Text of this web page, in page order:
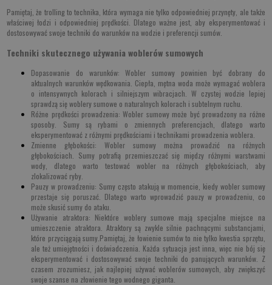
Pamiętaj, że trolling to technika, która wymaga nie tylko odpowiedniej przynęty, ale także
właściwej łodzi i odpowiedniej prędkości. Dlatego ważne jest, aby eksperymentować i
dostosowywać swoje techniki do warunków na wodzie i preferencji sumów.
Techniki skutecznego używania woblerów sumowych
Dopasowanie do warunków: Wobler sumowy powinien być dobrany do
aktualnych warunków wędkowania. Ciepła, mętna woda może wymagać woblera
o intensywnych kolorach i silniejszym wibracjach. W czystej wodzie lepiej
sprawdzą się woblery sumowe o naturalnych kolorach i subtelnym ruchu.
Różne prędkości prowadzenia: Wobler sumowy może być prowadzony na różne
sposoby. Sumy są rybami o zmiennych preferencjach, dlatego warto
eksperymentować z różnymi prędkościami i technikami prowadzenia woblera.
Zmienne głębokości: Wobler sumowy można prowadzić na różnych
głębokościach. Sumy potrafią przemieszczać się między różnymi warstwami
wody, dlatego warto testować wobler na różnych głębokościach, aby
zlokalizować ryby.
Pauzy w prowadzeniu: Sumy często atakują w momencie, kiedy wobler sumowy
przestaje się poruszać. Dlatego warto wprowadzić pauzy w prowadzeniu, co
może skusić sumy do ataku.
Używanie atraktora: Niektóre woblery sumowe mają specjalne miejsce na
umieszczenie atraktora. Atraktory są zwykle silnie pachnącymi substancjami,
które przyciągają sumy.Pamiętaj, że łowienie sumów to nie tylko kwestia sprzętu,
ale też umiejętności i doświadczenia. Każda sytuacja jest inna, więc nie bój się
eksperymentować i dostosowywać swoje techniki do panujących warunków. Z
czasem zrozumiesz, jak najlepiej używać woblerów sumowych, aby zwiększyć
swoje szanse na złowienie tego wodnego giganta.